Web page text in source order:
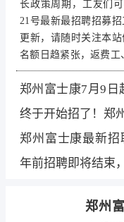
长政策周期，工友们
21号最新最招聘招募
更新，请随时关注本
名额日趋紧张，返费
郑州富士康7月9日
小时,名额紧张，提
终于开始招了！郑
工信息，返费工价
郑州富士康最新
新，提前报名，可
年前招聘即将结束
郑州